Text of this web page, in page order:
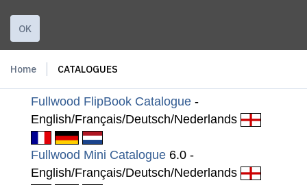
OK
Home CATALOGUES
Fullwood FlipBook Catalogue -
English/Français/Deutsch/Nederlands
Fullwood Mini Catalogue 6.0 -
English/Français/Deutsch/Nederlands